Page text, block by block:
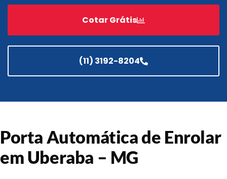
Portão de Garagem de
Enrolar em Teresópolis – RJ
Portão de Garagem de
Enrolar em São João de
Portão de Garagem de
Enrolar em Rio das Ostras –
RJ
Portão de Garagem de
Cotar Grátis
(11) 3192-8204
Porta Automática de Enrolar
em Uberaba – MG